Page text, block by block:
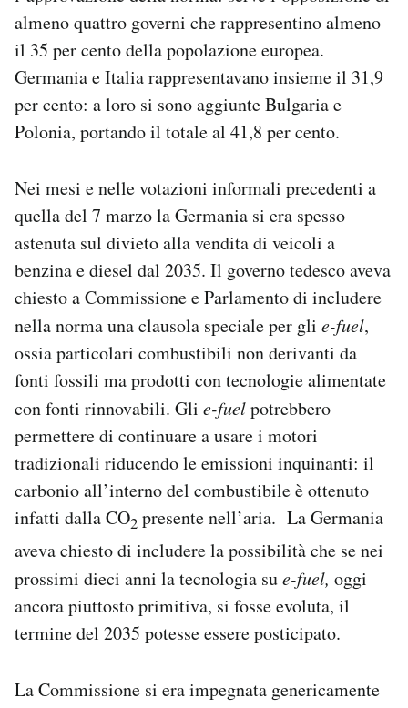
almeno quattro governi che rappresentino almeno
il 35 per cento della popolazione europea.
Germania e Italia rappresentavano insieme il 31,9
per cento: a loro si sono aggiunte Bulgaria e
Polonia, portando il totale al 41,8 per cento.
Nei mesi e nelle votazioni informali precedenti a
quella del 7 marzo la Germania si era spesso
astenuta sul divieto alla vendita di veicoli a
benzina e diesel dal 2035. Il governo tedesco aveva
chiesto a Commissione e Parlamento di includere
nella norma una clausola speciale per gli e-fuel,
ossia particolari combustibili non derivanti da
fonti fossili ma prodotti con tecnologie alimentate
con fonti rinnovabili. Gli e-fuelpotrebbero
permettere di continuare a usare i motori
tradizionali riducendo le emissioni inquinanti: il
carbonio all’interno del combustibile è ottenuto
infatti dalla CO2 presente nell’aria. La Germania
aveva chiesto di includere la possibilità che se nei
prossimi dieci anni la tecnologia sue-fuel, oggi
ancora piuttosto primitiva, si fosse evoluta, il
termine del 2035 potesse essere posticipato.
La Commissione si era impegnata genericamente